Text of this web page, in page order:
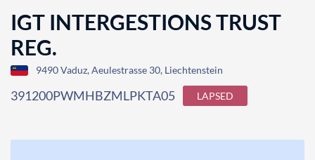
IGT INTERGESTIONS TRUST
REG.
9490 Vaduz, Aeulestrasse 30, Liechtenstein
391200PWMHBZMLPKTA05 LAPSED